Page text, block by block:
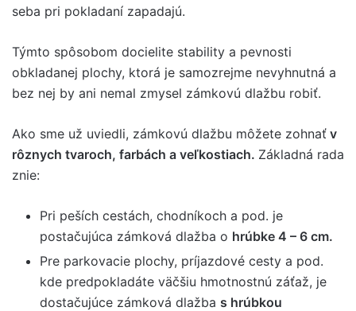
seba pri pokladaní zapadajú.
Týmto spôsobom docielite stability a pevnosti
obkladanej plochy, ktorá je samozrejme nevyhnutná a
bez nej by ani nemal zmysel zámkovú dlažbu robiť.
Ako sme už uviedli, zámkovú dlažbu môžete zohnať v
rôznych tvaroch, farbách a veľkostiach. Základná rada
znie:
Pri peších cestách, chodníkoch a pod. je
postačujúca zámková dlažba o hrúbke 4 – 6 cm.
Pre parkovacie plochy, príjazdové cesty a pod.
kde predpokladáte väčšiu hmotnostnú záťaž, je
dostačujúce zámková dlažba s hrúbkou